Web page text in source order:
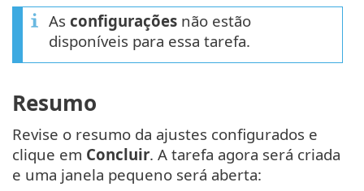
As configurações não estão
disponíveis para essa tarefa.
Resumo
Revise o resumo da ajustes configurados e
clique em Concluir. A tarefa agora será criada
e uma janela pequeno será aberta: